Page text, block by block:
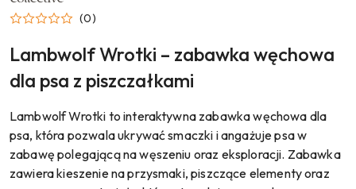
(0)
Lambwolf Wrotki – zabawka węchowa
dla psa z piszczałkami
Lambwolf Wrotki to interaktywna zabawka węchowa dla
psa, która pozwala ukrywać smaczki i angażuje psa w
zabawę polegającą na węszeniu oraz eksploracji. Zabawka
zawiera kieszenie na przysmaki, piszczące elementy oraz